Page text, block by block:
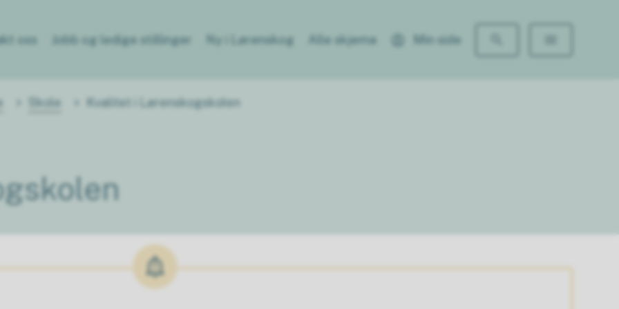
oss Jobb og ledige stillinger Ny i Lørenskog Alle skjema Min side
Skole Kvalitet i Lørenskogskolen